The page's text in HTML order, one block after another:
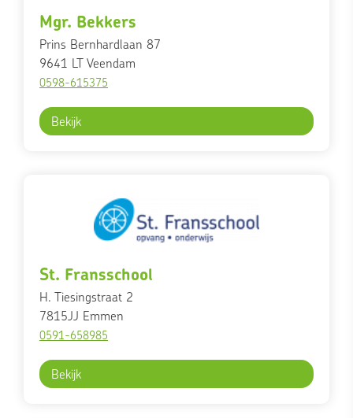
Mgr. Bekkers
Prins Bernhardlaan 87
9641 LTVeendam
0598-615375
Bekijk
St. Fransschool
H. Tiesingstraat 2
7815JJ Emmen
0591-658985
Bekijk